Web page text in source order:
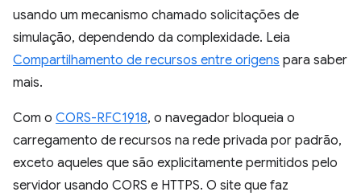
usando um mecanismo chamado solicitações de
simulação, dependendo da complexidade. Leia
Compartilhamento de recursos entre origens para saber
mais.
Com o CORS-RFC1918, o navegador bloqueia o
carregamento de recursos na rede privada por padrão,
exceto aqueles que são explicitamente permitidos pelo
servidor usando CORS e HTTPS. O site que faz